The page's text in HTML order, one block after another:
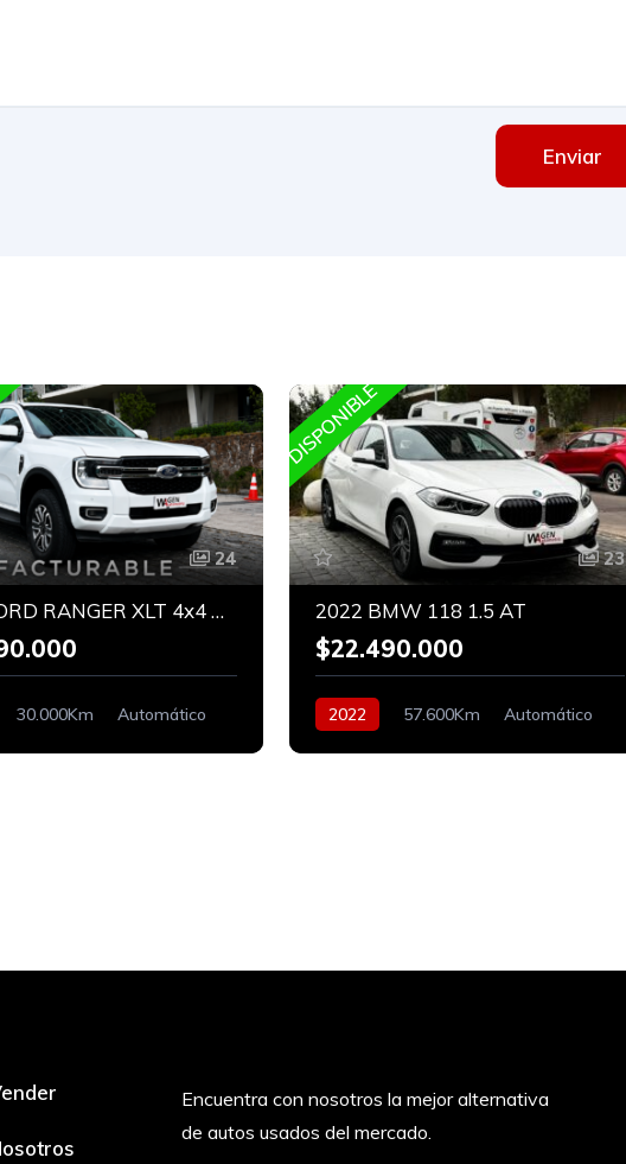
Enviar
24
2025 FORD RANGER XLT 4x4 BITURBO
30.000Km
Automático
DISPONIBLE
23
2022 BMW 118 1.5 AT
$22.490.000
2022 57.600Km
Automático
Encuentra con nosotros la mejor alternativa
de autos usados del mercado.